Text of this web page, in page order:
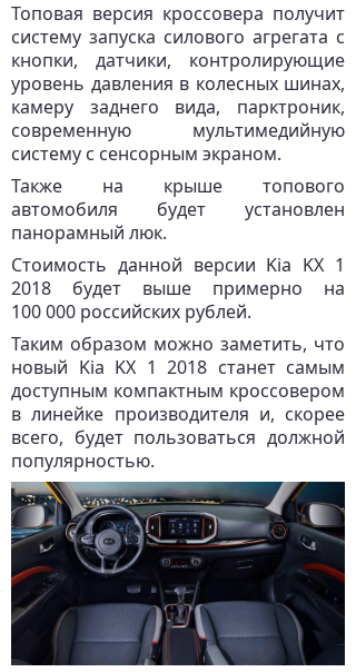
Топовая версия кроссовера получит
систему запуска силового агрегата с
кнопки, датчики, контролирующие
уровень давления в колесных шинах,
камеру заднего вида, парктроник,
современную мультимедийную
систему с сенсорным экраном.
Также на крыше топового
автомобиля будет установлен
панорамный люк.
Стоимость данной версии Kia KX 1
2018 будет выше примерно на
100 000 российских рублей.
Таким образом можно заметить, что
новый Kia KX 1 2018 станет самым
доступным компактным кроссовером
в линейке производителя и, скорее
всего, будет пользоваться должной
популярностью.